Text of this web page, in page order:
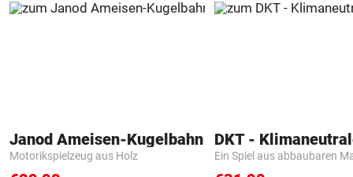
Janod Ameisen-Kugelbahn
Motorikspielzeug aus Holz Ein Spiel aus abbaubaren